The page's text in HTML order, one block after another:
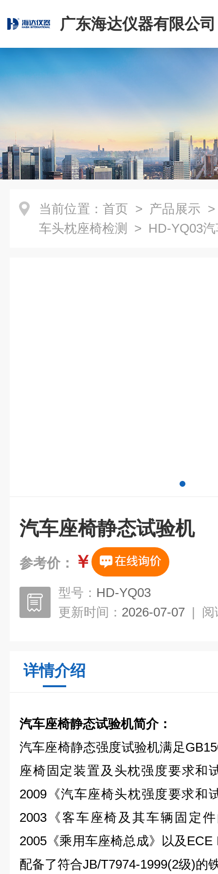
广东海达仪器有限公司
当前位置： 首页 > 产品展示
车头枕座椅检测
> HD-YQ03
汽车座椅静态试验机
参考价： ￥
型号： HD-YQ03
更新时间： 2026-07-07 | 阅
详情介绍
汽车座椅静态试验机简介：
汽车座椅静态强度试验机满足
座椅固定装置及头枕强度要求和
2009《汽车座椅头枕强度要求和
2003《客车座椅及其车辆固定件
2005《乘用车座椅总成》以及
配备了符合JB/T7974-1999(2级)的